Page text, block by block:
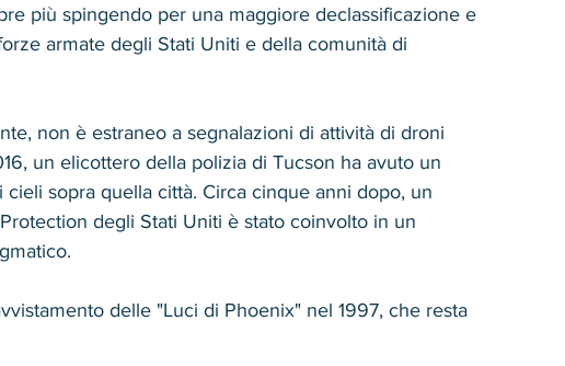
più spingendo per una maggiore declassificazione e
armate degli Stati Uniti e della comunità di
non è estraneo a segnalazioni di attività di droni
un elicottero della polizia di Tucson ha avuto un
sopra quella città. Circa cinque anni dopo, un
degli Stati Uniti è stato coinvolto in un
delle "Luci di Phoenix" nel 1997, che resta